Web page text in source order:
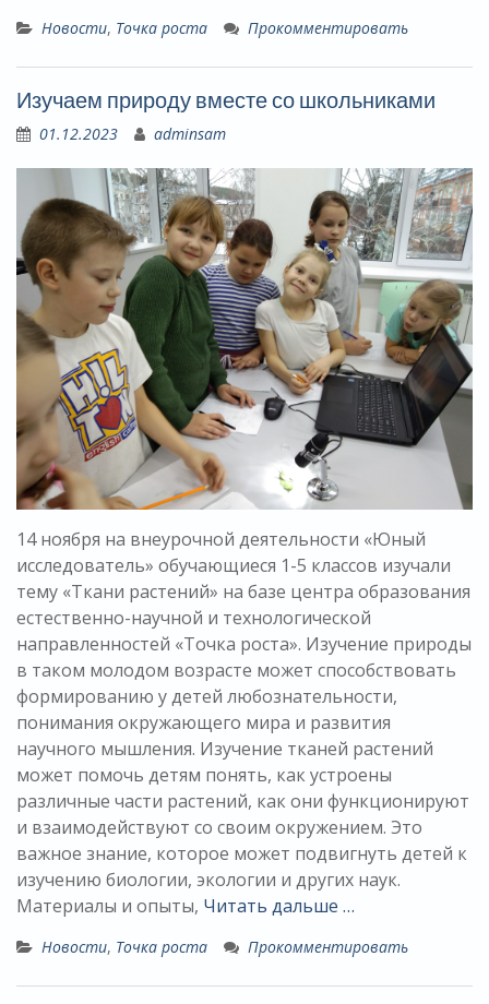
Новости, Точка роста Прокомментировать
Изучаем природу вместе со школьниками
01.12.2023 adminsam
14 ноября на внеурочной деятельности «Юный
исследователь» обучающиеся 1-5 классов изучали
тему «Ткани растений» на базе центра образования
естественно-научной и технологической
направленностей «Точка роста». Изучение природы
в таком молодом возрасте может способствовать
формированию у детей любознательности,
понимания окружающего мира и развития
научного мышления. Изучение тканей растений
может помочь детям понять, как устроены
различные части растений, как они функционируют
и взаимодействуют со своим окружением. Это
важное знание, которое может подвигнуть детей к
изучению биологии, экологии и других наук.
Материалы и опыты, Читать дальше …
Новости, Точка роста Прокомментировать